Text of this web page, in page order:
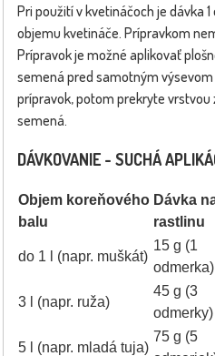
Pri použití v kvetináčoch je dávka
objemu kvetináče. Prípravkom
Prípravok je možné aplikovať
semená pred samotným výsevom
prípravok, potom prekryte vrstvou
semená.
DÁVKOVANIE - SUCHÁ
Objem koreňového
balu
Dávka
rastlinu
do 1 l (napr. muškát)
15 g (1
odmerka)
3 l (napr. ruža)
45 g (3
odmerky)
5 l (napr. mladá tuja)
75 g (5